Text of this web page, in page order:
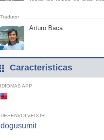
Arturo Baca
Características
IDIOMAS APP
DESENVOLVEDOR
dogusumit